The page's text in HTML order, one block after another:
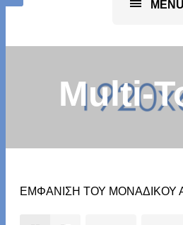
MENU
Multi-
ΕΜΦΆΝΙΣΗ ΤΟΥ ΜΟΝΑΔΙΚΟΎ